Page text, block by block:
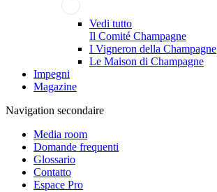
Vedi tutto
Il Comité Champagne
I Vigneron della Champagne
Le Maison di Champagne
Impegni
Magazine
Navigation secondaire
Media room
Domande frequenti
Glossario
Contatto
Espace Pro